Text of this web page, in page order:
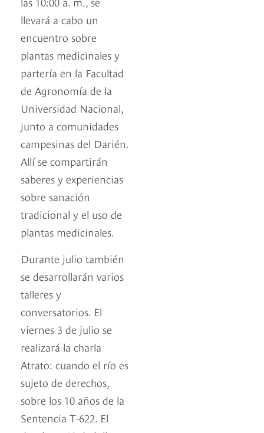
llevará a cabo un
encuentro sobre
plantas medicinales y
partería en la Facultad
de Agronomía de la
Universidad Nacional,
junto a comunidades
campesinas del Darién.
Allí se compartirán
saberes y experiencias
sobre sanación
tradicional y el uso de
plantas medicinales.
Durante julio también
se desarrollarán varios
talleres y
conversatorios. El
viernes 3 de julio se
realizará la charla
Atrato: cuando el río es
sujeto de derechos,
sobre los 10 años de la
Sentencia T-622. El